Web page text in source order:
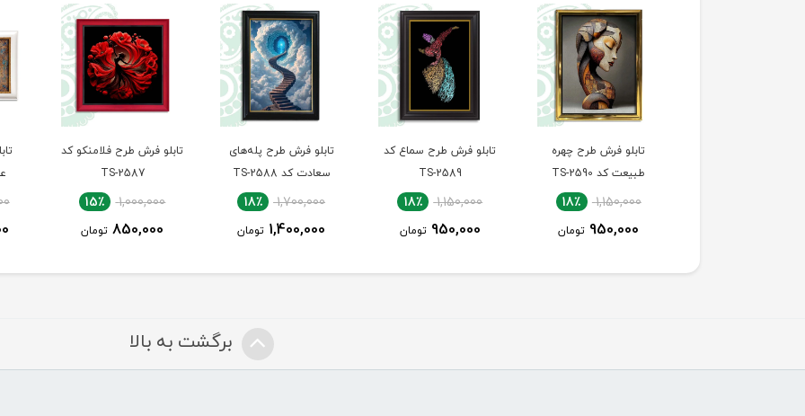
تابلو فرش طرح سماع کد
TS-2589
1,150,000 18٪
950,000 تومان
تابلو فرش طرح پله‌های
سعادت کد TS-2588
1,700,000 18٪
1,400,000 تومان
تابلو فرش طرح فلامنکو کد
TS-2587
1,000,000 15٪
850,000 تومان
تابلو فرش طرح سخن
عشق کد TS-2586
2,650,000 17٪
2,200,000 تومان
برگشت به بالا